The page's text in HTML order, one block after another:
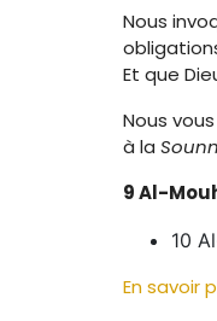
Nous
Et que
Nous
à la
9 Al-
10
En savoir